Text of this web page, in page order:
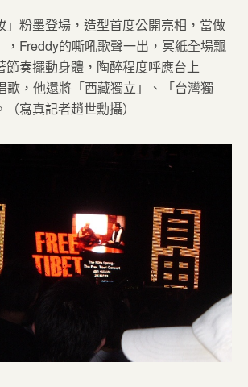
」粉墨登場，造型首度公開亮相，當做
，Freddy的嘶吼歌聲一出，冥紙全場飄
節奏擺動身體，陶醉程度呼應台上
歌，他還將「西藏獨立」、「台灣獨
寫真記者趙世勳攝）